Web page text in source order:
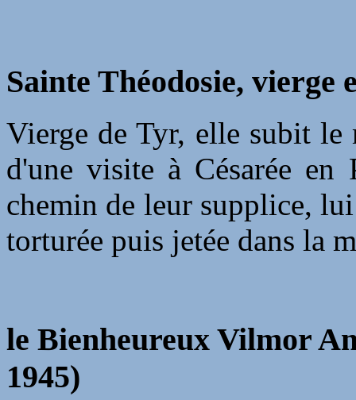
Sainte Théodosie, vierge
Vierge de Tyr, elle subit le
d'une visite à Césarée en
chemin de leur supplice,
torturée puis jetée dans la
le Bienheureux Vilmor
1945)